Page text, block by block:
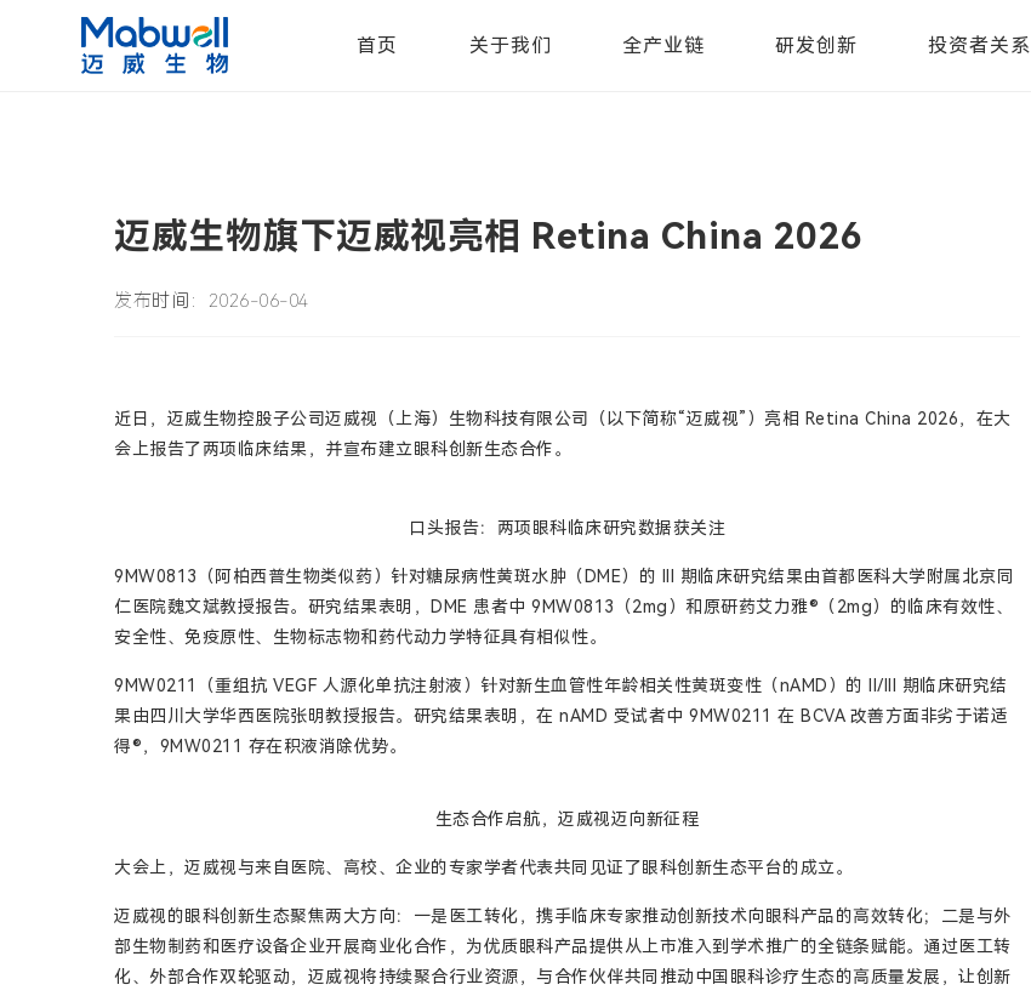
首页 关于我们 全产业链 研发创新 投资者关系
迈威生物旗下迈威视亮相 Retina China 2026
发布时间：2026-06-04
近日，迈威生物控股子公司迈威视（上海）生物科技有限公司（以下简称“迈威视”）亮相 Retina China 2026，在大
会上报告了两项临床结果，并宣布建立眼科创新生态合作。
口头报告：两项眼科临床研究数据获关注
9MW0813（阿柏西普生物类似药）针对糖尿病性黄斑水肿（DME）的 III 期临床研究结果由首都医科大学附属北京同
仁医院魏文斌教授报告。研究结果表明，DME 患者中 9MW0813（2mg）和原研药艾力雅®（2mg）的临床有效性、
安全性、免疫原性、生物标志物和药代动力学特征具有相似性。
9MW0211（重组抗 VEGF 人源化单抗注射液）针对新生血管性年龄相关性黄斑变性（nAMD）的 II/III 期临床研究结
果由四川大学华西医院张明教授报告。研究结果表明，在 nAMD 受试者中 9MW0211 在 BCVA 改善方面非劣于诺适
得®，9MW0211 存在积液消除优势。
生态合作启航，迈威视迈向新征程
大会上，迈威视与来自医院、高校、企业的专家学者代表共同见证了眼科创新生态平台的成立。
迈威视的眼科创新生态聚焦两大方向：一是医工转化，携手临床专家推动创新技术向眼科产品的高效转化；二是与外
部生物制药和医疗设备企业开展商业化合作，为优质眼科产品提供从上市准入到学术推广的全链条赋能。通过医工转
化、外部合作双轮驱动，迈威视将持续聚合行业资源，与合作伙伴共同推动中国眼科诊疗生态的高质量发展，让创新